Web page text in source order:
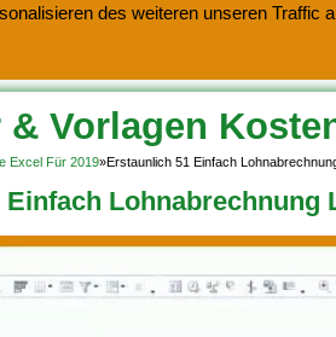
des weiteren unseren
& Vorlagen
Excel Für 2019»Erstaunlich 51 Einfach
Lohnabrechnung